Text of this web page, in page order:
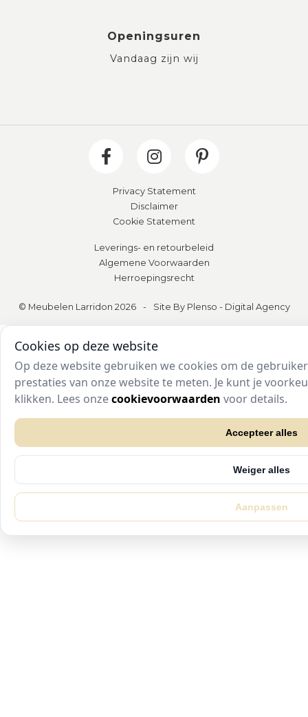
Openingsuren
Vandaag zijn wij
Privacy Statement
Disclaimer
Cookie Statement
Leverings- en retourbeleid
Algemene Voorwaarden
Herroepingsrecht
© Meubelen Larridon 2026 - Site By Plenso - Digital Agency
Cookies op deze website
Op deze website gebruiken we cookies om de
prestaties van onze website te meten. Je kunt je
klikken. Lees onzecookievoorwaarden voor details.
Accepteer alles
Weiger alles
Aanpassen